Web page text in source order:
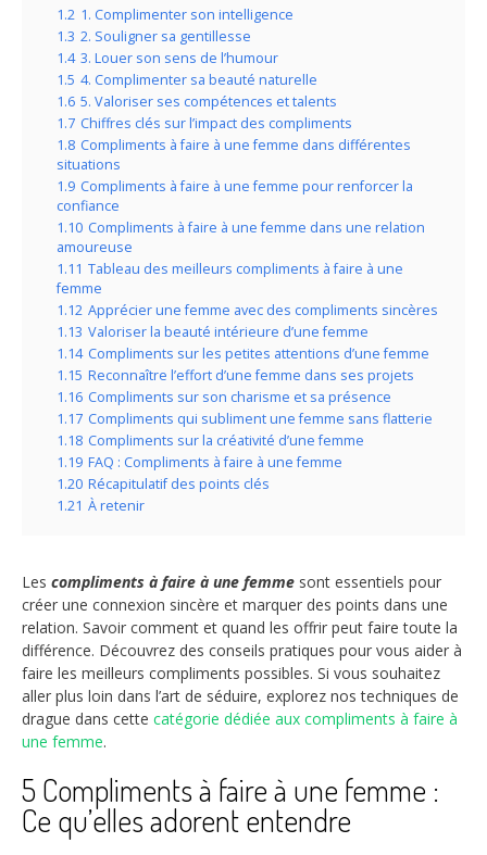
1.2 1. Complimenter son intelligence
1.3 2. Souligner sa gentillesse
1.4 3. Louer son sens de l’humour
1.5 4. Complimenter sa beauté naturelle
1.6 5. Valoriser ses compétences et talents
1.7 Chiffres clés sur l’impact des compliments
1.8 Compliments à faire à une femme dans différentes
situations
1.9 Compliments à faire à une femme pour renforcer la
confiance
1.10 Compliments à faire à une femme dans une relation
amoureuse
1.11 Tableau des meilleurs compliments à faire à une
femme
1.12 Apprécier une femme avec des compliments sincères
1.13 Valoriser la beauté intérieure d’une femme
1.14 Compliments sur les petites attentions d’une femme
1.15 Reconnaître l’effort d’une femme dans ses projets
1.16 Compliments sur son charisme et sa présence
1.17 Compliments qui subliment une femme sans flatterie
1.18 Compliments sur la créativité d’une femme
1.19 FAQ : Compliments à faire à une femme
1.20 Récapitulatif des points clés
1.21 À retenir
Les compliments à faire à une femme sont essentiels pour
créer une connexion sincère et marquer des points dans une
relation. Savoir comment et quand les offrir peut faire toute la
différence. Découvrez des conseils pratiques pour vous aider à
faire les meilleurs compliments possibles. Si vous souhaitez
aller plus loin dans l’art de séduire, explorez nos techniques de
drague dans cette catégorie dédiée aux compliments à faire à
une femme.
5 Compliments à faire à une femme :
Ce qu’elles adorent entendre